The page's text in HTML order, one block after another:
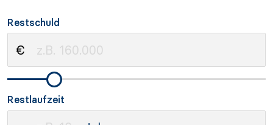
Restschuld
Restlaufzeit